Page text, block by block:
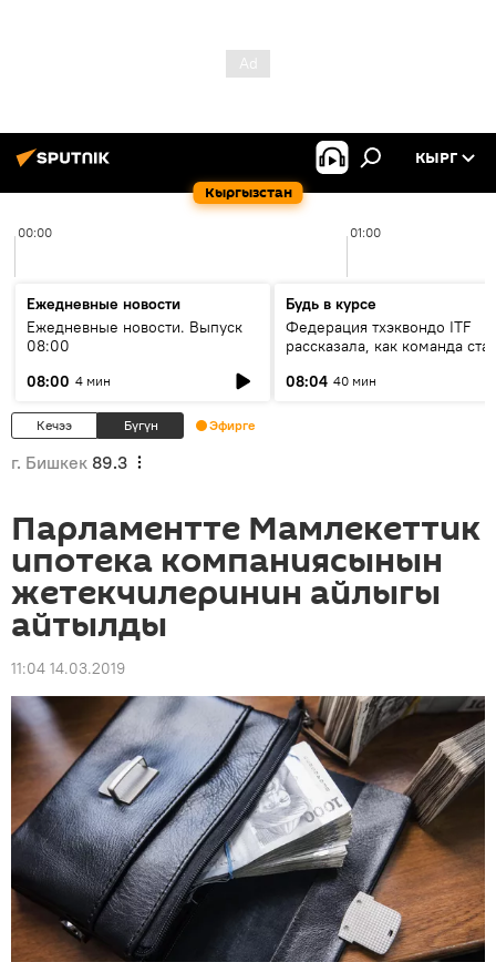
Кыргызстан
КЫРГ
00:00 01:00
Ежедневные новости
Ежедневные новости. Выпуск
08:00
08:00 4 мин
Будь в курсе
Федерация тхэквондо ITF
рассказала, как команда
08:04 40 мин
Кечээ Бүгүн Эфирге
г. Бишкек 89.3
Парламентте Мамлекеттик
ипотека компаниясынын
жетекчилеринин айлыгы
айтылды
11:04 14.03.2019